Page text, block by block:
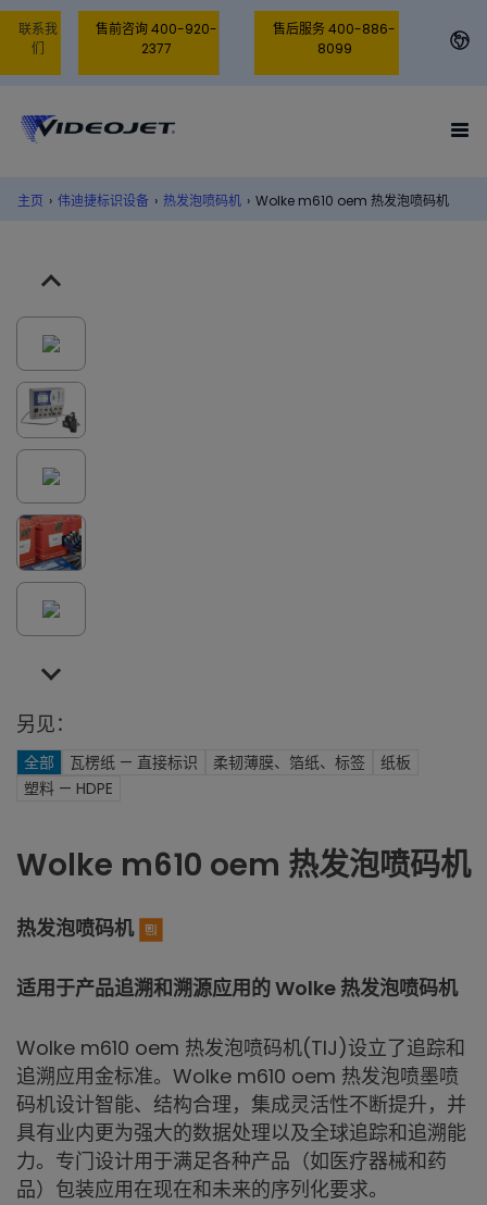
联系我
们
售前咨询 400-920-
2377
售后服务 400-886-
8099
主页 › 伟迪捷标识设备 › 热发泡喷码机 › Wolke m610 oem 热发泡喷码机
另见：
全部 瓦楞纸 — 直接标识 柔韧薄膜、箔纸、标签
纸板
塑料 — HDPE
Wolke m610 oem 热发泡喷码机
热发泡喷码机
适用于产品追溯和溯源应用的 Wolke 热发泡喷码机
Wolke m610 oem 热发泡喷码机(TIJ)设立了追踪和
追溯应用金标准。Wolke m610 oem 热发泡喷墨喷
码机设计智能、结构合理，集成灵活性不断提升，并
具有业内更为强大的数据处理以及全球追踪和追溯能
力。专门设计用于满足各种产品（如医疗器械和药
品）包装应用在现在和未来的序列化要求。